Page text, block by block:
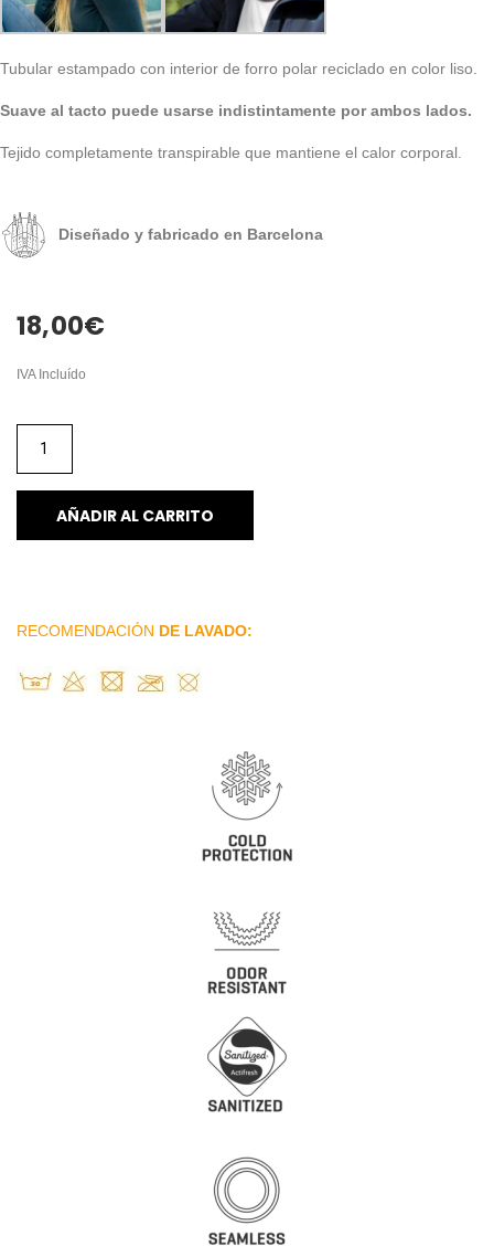
Tubular estampado con interior de forro polar reciclado en color liso.
Suave al tacto puede usarse indistintamente por ambos lados.
Tejido completamente transpirable que mantiene el calor corporal.
Diseñado y fabricado en Barcelona
18,00€
IVA Incluído
AÑADIR AL CARRITO
RECOMENDACIÓN DE LAVADO: